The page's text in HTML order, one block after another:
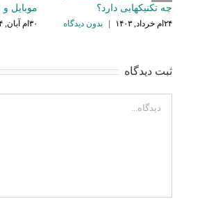
چه تکنیکهایی دارد؟
۲۴ام خرداد, ۱۴۰۳ | بدون ديدگاه ديدگاه
ثبت ديدگاه
Comment